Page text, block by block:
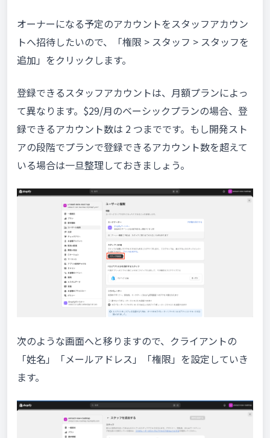
オーナーになる予定のアカウントをスタッフアカウン
トへ招待したいので、「権限 > スタッフ > スタッフを
追加」をクリックします。
登録できるスタッフアカウントは、月額プランによっ
て異なります。$29/月のベーシックプランの場合、登
録できるアカウント数は 2 つまでです。もし開発スト
アの段階でプランで登録できるアカウント数を超えて
いる場合は一旦整理しておきましょう。
次のような画面へと移りますので、クライアントの
「姓名」「メールアドレス」「権限」を設定していき
ます。